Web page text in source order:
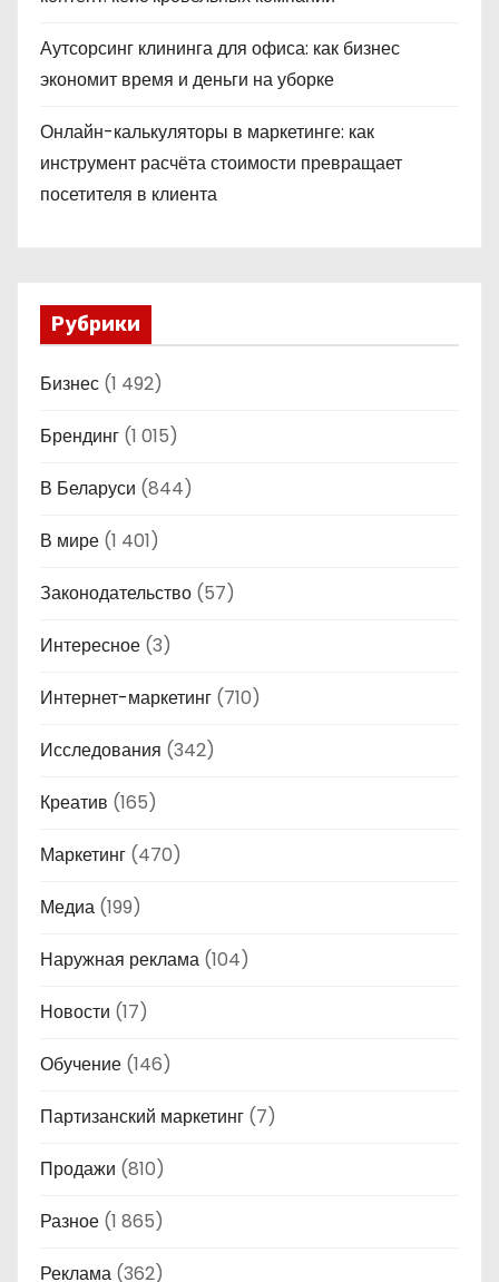
Аутсорсинг клининга для офиса: как бизнес
экономит время и деньги на уборке
Онлайн-калькуляторы в маркетинге: как
инструмент расчёта стоимости превращает
посетителя в клиента
Рубрики
Бизнес (1 492)
Брендинг (1 015)
В Беларуси (844)
В мире (1 401)
Законодательство (57)
Интересное (3)
Интернет-маркетинг (710)
Исследования (342)
Креатив (165)
Маркетинг (470)
Медиа (199)
Наружная реклама (104)
Новости (17)
Обучение (146)
Партизанский маркетинг (7)
Продажи (810)
Разное (1 865)
Реклама (362)